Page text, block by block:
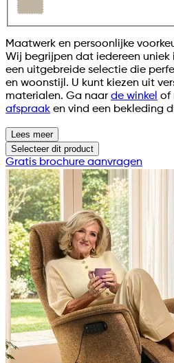
Maatwerk en persoonlijke
Wij begrijpen dat iedereen uniek
een uitgebreide selectie die
en woonstijl. U kunt kiezen uit
materialen. Ga naar de winkel of
afspraak en vind een bekleding
Lees meer
Selecteer dit product
Gratis brochure aanvragen